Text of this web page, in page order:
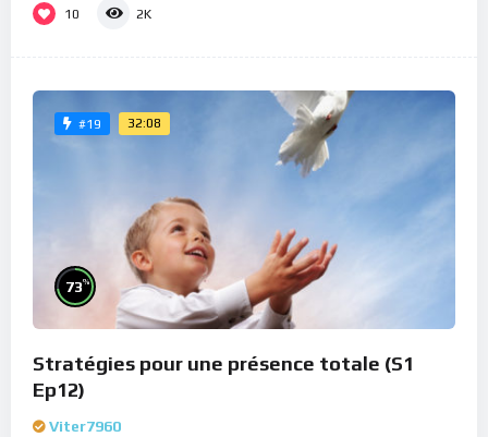
10 2K
#19 32:08
73%
Stratégies pour une présence totale (S1
Ep12)
Viter7960